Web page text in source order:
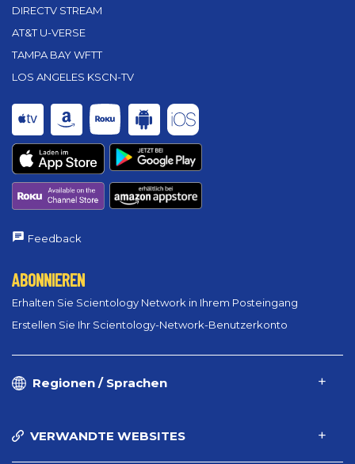
DIRECTV STREAM
AT&T U-VERSE
TAMPA BAY WFTT
LOS ANGELES KSCN-TV
Feedback
ABONNIEREN
Erhalten Sie Scientology Network in Ihrem Posteingang
Erstellen Sie Ihr Scientology-Network-Benutzerkonto
Regionen / Sprachen
VERWANDTE WEBSITES